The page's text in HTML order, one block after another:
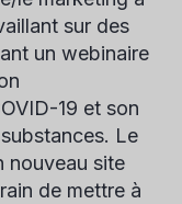
sur des
un webinaire
19 et son
Le
nouveau site
de mettre à